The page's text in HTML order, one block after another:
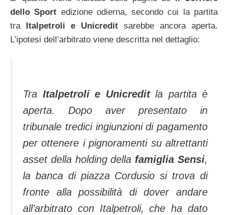
dello Sport edizione odierna, secondo cui la partita
tra Italpetroli e Unicredit sarebbe ancora aperta.
L’ipotesi dell’arbitrato viene descritta nel dettaglio:
Tra Italpetroli e Unicreditla partita è
aperta. Dopo aver presentato in
tribunale tredici ingiunzioni di pagamento
per ottenere i pignoramenti su altrettanti
asset della holding della famiglia Sensi,
la banca di piazza Cordusio si trova di
fronte alla possibilità di dover andare
all’arbitrato con Italpetroli, che ha dato